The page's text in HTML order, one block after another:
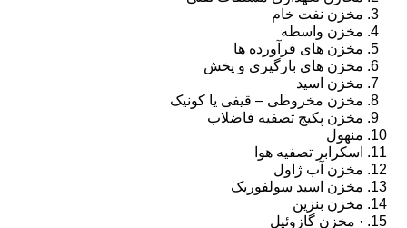
مخزن نفت خام
مخزن واسطه
مخزن های فرآورده ها
مخزن های بارگیری و پخش
مخزن اسید
مخزن مخروطی – قیفی یا کونیک
مخزن پکیج تصفیه فاضلاب
منهول
اسکرابر تصفیه هوا
مخزن آب ژاول
مخزن اسید سولفوریک
مخزن بنزین
· مخزن گازوئیل